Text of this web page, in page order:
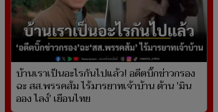
บ้านเราเป็นอะไรกันไปแล้ว! อดีตบิ๊กข่าวกรอง
ฉะ สส.พรรคส้ม ไร้มารยาทเจ้าบ้าน ต้าน 'มิน
ออง ไลง์' เยือนไทย